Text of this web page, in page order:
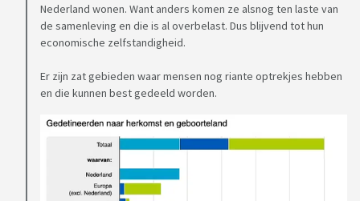
Nederland wonen. Want anders komen ze alsnog ten laste van
de samenleving en die is al overbelast. Dus blijvend tot hun
economische zelfstandigheid.
Er zijn zat gebieden waar mensen nog riante optrekjes hebben
en die kunnen best gedeeld worden.